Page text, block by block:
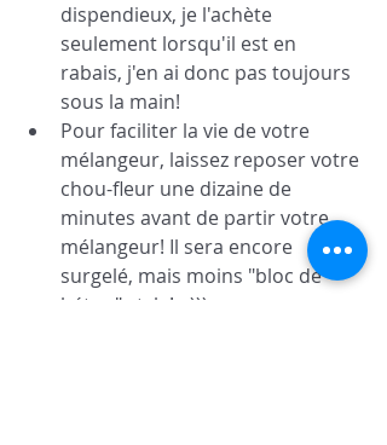
dispendieux, je l'achète
seulement lorsqu'il est en
rabais, j'en ai donc pas toujours
sous la main!
Pour faciliter la vie de votre
mélangeur, laissez reposer votre
chou-fleur une dizaine de
minutes avant de partir votre
mélangeur! Il sera encore
surgelé, mais moins "bloc de
béton" style! :-)))